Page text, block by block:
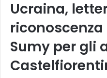
Ucraina,
Sumy per gli